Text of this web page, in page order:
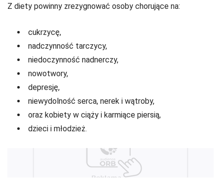
Z diety powinny zrezygnować osoby chorujące na:
cukrzycę,
nadczynność tarczycy,
niedoczynność nadnerczy,
nowotwory,
depresję,
niewydolność serca, nerek i wątroby,
oraz kobiety w ciąży i karmiące piersią,
dzieci i młodzież.